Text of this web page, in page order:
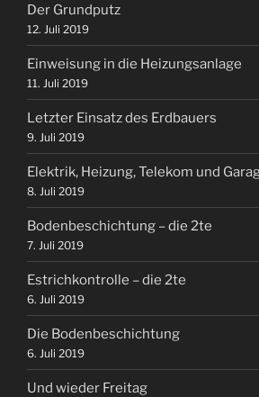
Der Grundputz
12. Juli 2019
Einweisung in die Heizungsanlage
11. Juli 2019
Letzter Einsatz des Erdbauers
9. Juli 2019
Elektrik, Heizung, Telekom und
8. Juli 2019
Bodenbeschichtung – die 2te
7. Juli 2019
Estrichkontrolle – die 2te
6. Juli 2019
Die Bodenbeschichtung
6. Juli 2019
Und wieder Freitag